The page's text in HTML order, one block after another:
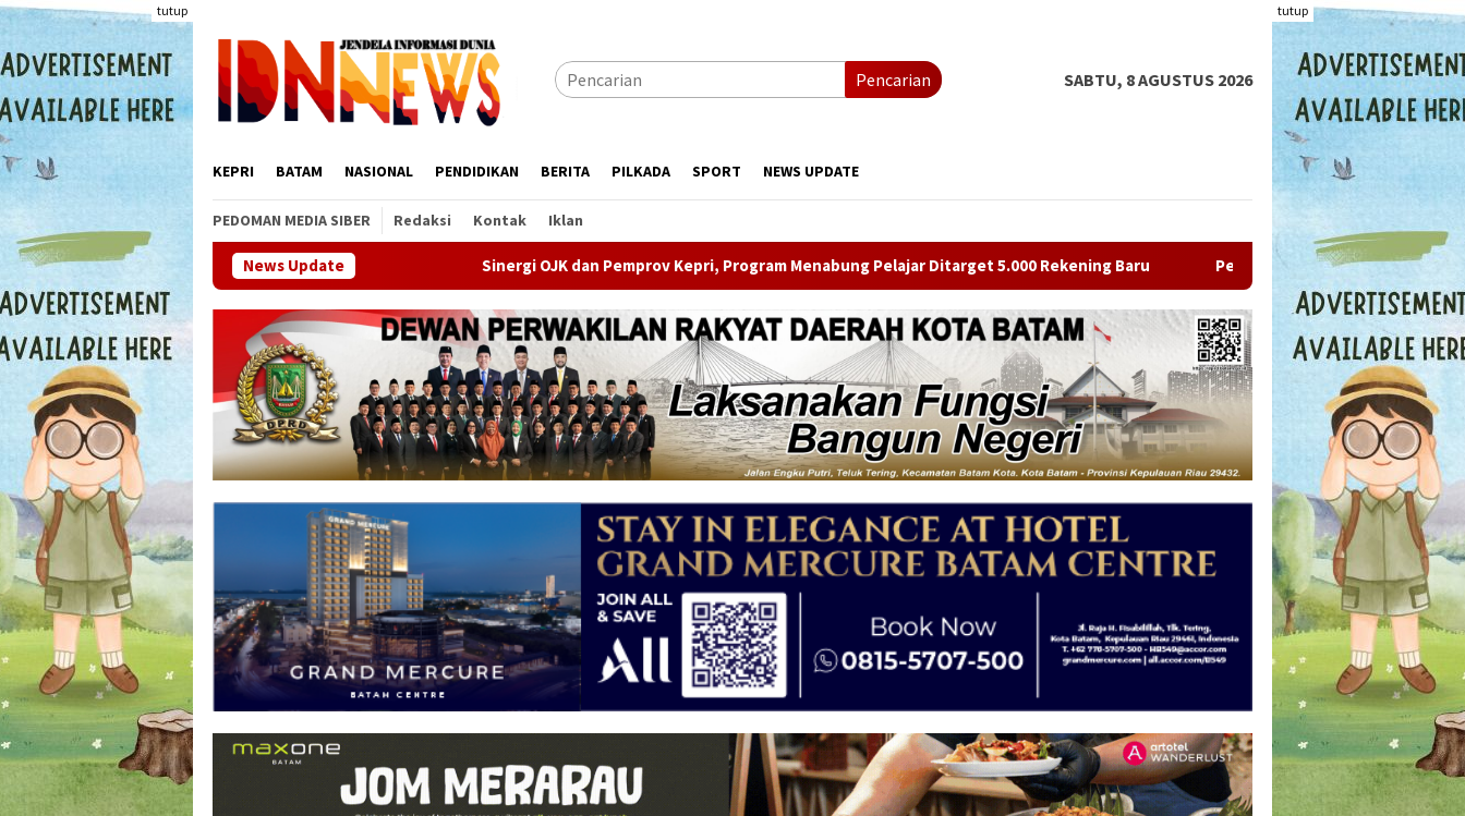
Loncat
ke
konten
tutup tutup
Pencarian SABTU, 8 AGUSTUS 2026
KEPRI BATAM NASIONAL PENDIDIKAN BERITA PILKADA SPORT NEWS UPDATE
PEDOMAN MEDIA SIBER Redaksi Kontak Iklan
News UpdateSinergi OJK dan Pemprov Kepri, Program Menabung Pelajar Ditarget 5.000 Rekening Baru Pertamina Patra Niaga Sumbagut Borong 7 Penghargaan